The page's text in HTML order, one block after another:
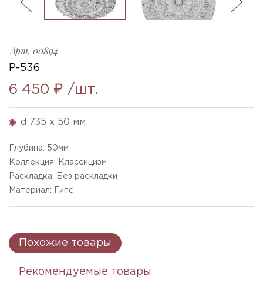
Арт. 00894
Р-536
6 450 ₽ /шт.
d 735 x 50 мм
Глубина: 50мм
Коллекция: Классицизм
Раскладка: Без раскладки
Материал: Гипс
Похожие товары
Рекомендуемые товары